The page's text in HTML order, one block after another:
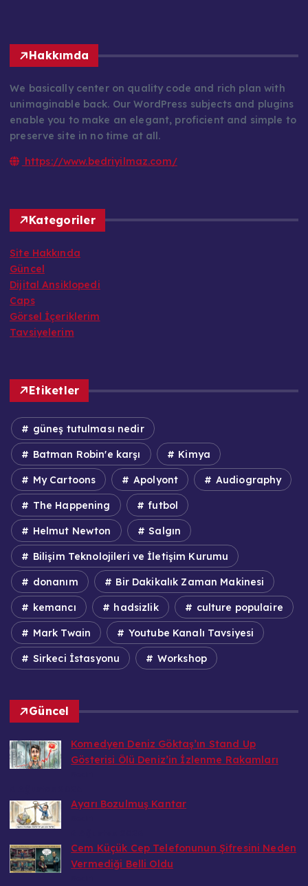
Hakkımda
We basically center on quality code and rich plan with
unimaginable back. Our WordPress subjects and plugins
enable you to make an elegant, proficient and simple to
preserve site in no time at all.
https://www.bedriyilmaz.com/
Kategoriler
Site Hakkında
Güncel
Dijital Ansiklopedi
Caps
Görsel İçeriklerim
Tavsiyelerim
Etiketler
güneş tutulması nedir
Batman Robin'e karşı Kimya
My Cartoons Apolyont Audiography
The Happening futbol
Helmut Newton Salgın
Bilişim Teknolojileri ve İletişim Kurumu
donanım Bir Dakikalık Zaman Makinesi
kemancı hadsizlik culture populaire
Mark Twain Youtube Kanalı Tavsiyesi
Sirkeci İstasyonu Workshop
Güncel
Komedyen Deniz Göktaş’ın Stand Up
Gösterisi Ölü Deniz’in İzlenme Rakamları
Ayarı Bozulmuş Kantar
Cem Küçük Cep Telefonunun Şifresini Neden
Vermediği Belli Oldu